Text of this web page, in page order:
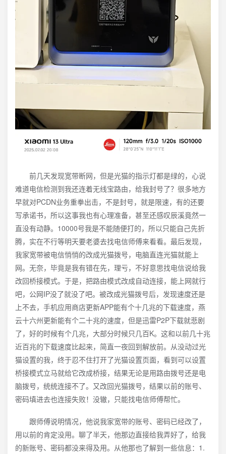
前几天发现宽带断网，但是光猫的指示灯都是绿的，心说
难道电信检测到我还连着无线宝路由，给我封号了？很多地方
早就对PCDN业务重拳出击，不是封号，就是限速，有的还要
写承诺书，所以这事我也有心理准备，甚至还感叹辰溪竟然一
直没有动静。10000号我是不能随便打的，所以只能自己先折
腾，实在不行等明天要老婆去找电信师傅来看看。最后发现，
我家宽带被电信悄悄的改成光猫拨号，电脑直连光猫就能上
网。无奈，毕竟是我有错在先，理亏，不好意思找电信说给我
改回桥接模式。于是，把路由模式改成自动连接，能上网就行
吧，公网IP没了就没了吧。被改成光猫拨号后，发现速度还是
上不去，手机应用商店更新APP能有个十几兆的下载速度，燕
云十六州更新能有个二十兆的速度，但是迅雷P2P下载就悲剧
了，好的时候有个几兆，大部分时候只几百K。这和以前几十兆
近百兆的下载速度比起来，简直一夜回到解放前。从没动过光
猫设置的我，终于忍不住打开了光猫设置页面，看到可以设置
桥接模式立马就给它改成桥接，结果无论是用路由拨号还是电
脑拨号，统统连接不了。又改回光猫拨号，结果以前的账号、
密码填进去也连接失败！没辙，只能找电信师傅帮忙。
跟师傅说明情况，他说我家宽带的账号、密码已经改了，
用以前的肯定没用。聊了半天，他那边直接给我弄好了，给我
的新账号、密码都没来得及用。从他那也了解到一些信息：1.